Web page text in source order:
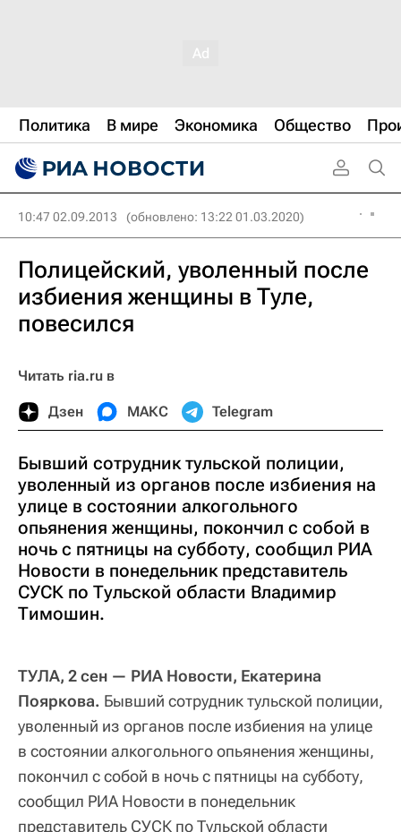
Политика В мире Экономика Общество
10:47 02.09.2013 (обновлено: 13:22 01.03.2020)
Полицейский, уволенный после
избиения женщины в Туле,
повесился
Читать ria.ru в
Дзен МАКС Telegram
Бывший сотрудник тульской полиции,
уволенный из органов после избиения на
улице в состоянии алкогольного
опьянения женщины, покончил с собой в
ночь с пятницы на субботу, сообщил РИА
Новости в понедельник представитель
СУСК по Тульской области Владимир
Тимошин.
ТУЛА, 2 сен — РИА Новости, Екатерина
Пояркова. Бывший сотрудник тульской полиции,
уволенный из органов после избиения на улице
в состоянии алкогольного опьянения женщины,
покончил с собой в ночь с пятницы на субботу,
сообщил РИА Новости в понедельник
представитель СУСК по Тульской области